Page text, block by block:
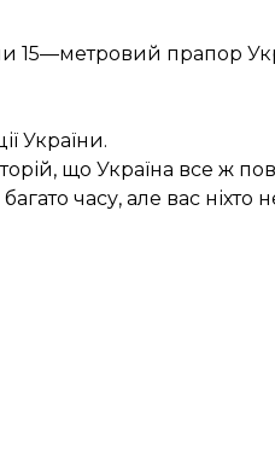
15—метровий прапор
України.
що Україна все ж
часу, але вас ніхто